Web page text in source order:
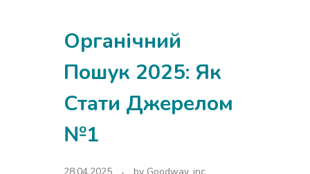
Органічний
Пошук 2025: Як
Стати Джерелом
№1